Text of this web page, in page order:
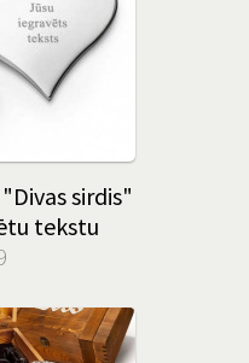
sirdis"
tekstu